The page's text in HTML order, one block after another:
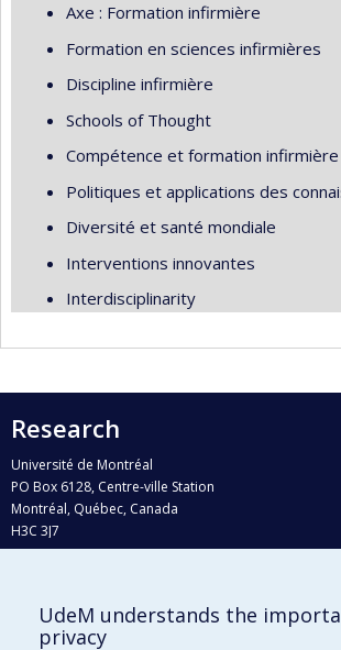
Axe : Formation infirmière
Formation en sciences infirmières
Discipline infirmière
Schools of Thought
Compétence et formation infirmière
Politiques et applications des
Diversité et santé mondiale
Interventions innovantes
Interdisciplinarity
Research
Université de Montréal
PO Box 6128, Centre-ville Station
Montréal, Québec, Canada
H3C 3J7
Who does what?
UdeM understands the
privacy